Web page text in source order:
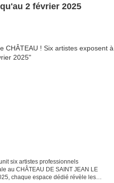
2 février 2025
six artistes professionnels
au CHÂTEAU DE SAINT JEAN LE
chaque espace dédié révèle les